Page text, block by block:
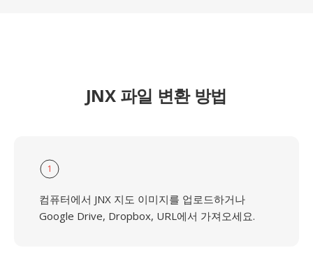
JNX 파일 변환 방법
1
컴퓨터에서 JNX 지도 이미지를 업로드하거나
Google Drive, Dropbox, URL에서 가져오세요.